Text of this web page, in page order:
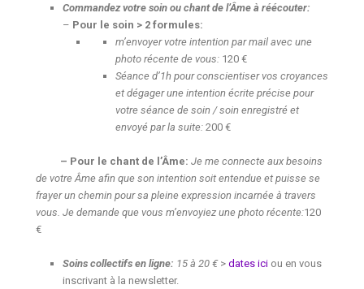
Commandez votre soin ou chant de l’Âme à réécouter:
– Pour le soin > 2 formules:
m’envoyer votre intention par mail avec une
photo récente de vous:120 €
Séance d’1h pour conscientiser vos croyances
et dégager une intention écrite précise pour
votre séance de soin / soin enregistré et
envoyé par la suite:200 €
– Pour le chant de l’Âme: Je me connecte aux besoins
de votre Âme afin que son intention soit entendue et puisse se
frayer un chemin pour sa pleine expression incarnée à travers
vous. Je demande que vous m’envoyiez une photo récente:120
€
Soins collectifs en ligne: 15 à 20 €> dates iciou en vous
inscrivant à la newsletter.